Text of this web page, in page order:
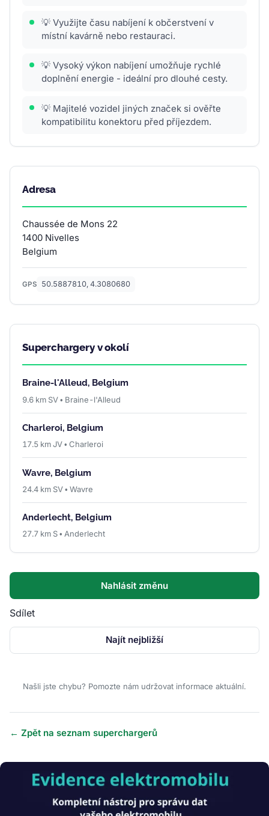
💡 Využijte času nabíjení k občerstvení v
místní kavárně nebo restauraci.
💡 Vysoký výkon nabíjení umožňuje rychlé
doplnění energie - ideální pro dlouhé cesty.
💡 Majitelé vozidel jiných značek si ověřte
kompatibilitu konektoru před příjezdem.
Adresa
Chaussée de Mons 22
1400 Nivelles
Belgium
GPS 50.5887810, 4.3080680
Superchargery v okolí
Braine-l'Alleud, Belgium
9.6 km SV • Braine-l'Alleud
Charleroi, Belgium
17.5 km JV • Charleroi
Wavre, Belgium
24.4 km SV • Wavre
Anderlecht, Belgium
27.7 km S • Anderlecht
Nahlásit změnu
Sdílet
Najít nejbližší
Našli jste chybu? Pomozte nám udržovat informace aktuální.
← Zpět na seznam superchargerů
Obrázek